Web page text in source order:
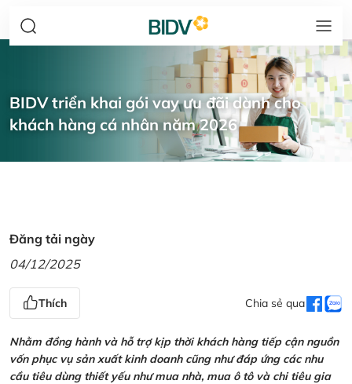
BIDV triển khai gói vay ưu đãi dành cho
khách hàng cá nhân năm 2026
Đăng tải ngày
04/12/2025
Thích Chia sẻ qua
Nhằm đồng hành và hỗ trợ kịp thời khách hàng tiếp cận nguồn
vốn phục vụ sản xuất kinh doanh cũng như đáp ứng các nhu
cầu tiêu dùng thiết yếu như mua nhà, mua ô tô và chi tiêu gia